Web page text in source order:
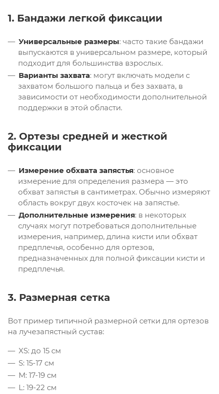
1. Бандажи легкой фиксации
Универсальные размеры: часто такие бандажи
выпускаются в универсальном размере, который
подходит для большинства взрослых.
Варианты захвата: могут включать модели с
захватом большого пальца и без захвата, в
зависимости от необходимости дополнительной
поддержки в этой области.
2. Ортезы средней и жесткой
фиксации
Измерение обхвата запястья: основное
измерение для определения размера — это
обхват запястья в сантиметрах. Обычно измеряют
область вокруг двух косточек на запястье.
Дополнительные измерения: в некоторых
случаях могут потребоваться дополнительные
измерения, например, длина кисти или обхват
предплечья, особенно для ортезов,
предназначенных для полной фиксации кисти и
предплечья.
3. Размерная сетка
Вот пример типичной размерной сетки для ортезов
на лучезапястный сустав:
XS: до 15 см
S: 15-17 см
M: 17-19 см
L: 19-22 см